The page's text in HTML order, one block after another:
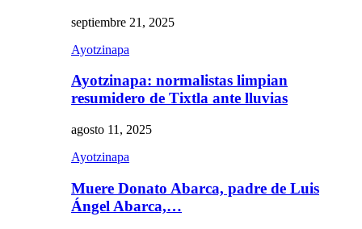
septiembre 21, 2025
Ayotzinapa
Ayotzinapa: normalistas limpian
resumidero de Tixtla ante lluvias
agosto 11, 2025
Ayotzinapa
Muere Donato Abarca, padre de Luis
Ángel Abarca,…